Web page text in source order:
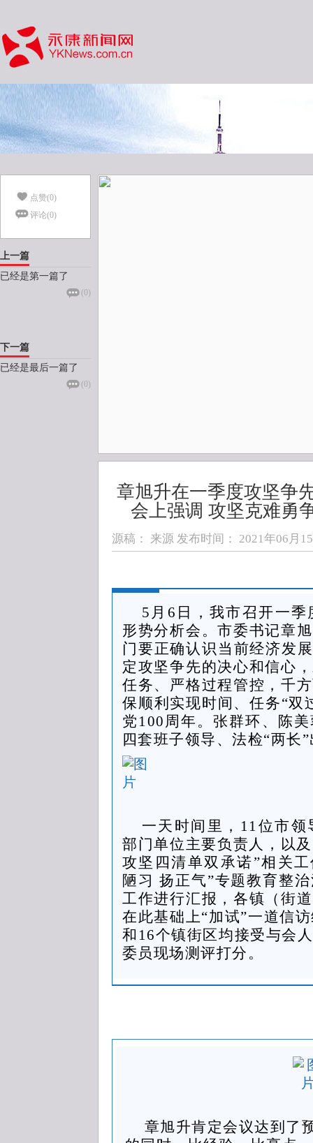
点赞(0)
评论(0)
上一篇
已经是第一篇了
(0)
下一篇
已经是最后一篇了
(0)
章旭升在一季度攻坚争
会上强调 攻坚克难勇
源稿： 来源 发布时间： 2021年06月
5月6日，我市召开一
形势分析会。市委书记章
门要正确认识当前经济发
定攻坚争先的决心和信心
任务、严格过程管控，千
保顺利实现时间、任务“双
党100周年。张群环、陈
四套班子领导、法检“两长
一天时间里，11位市
部门单位主要负责人，以
攻坚四清单双承诺”相关
陋习 扬正气”专题教育整
工作进行汇报，各镇（街
在此基础上“加试”一道信
和16个镇街区均接受与会
委员现场测评打分。
章旭升肯定会议达到了